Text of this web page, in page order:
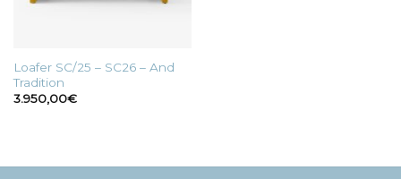
Loafer SC/25 – SC26 – And
Tradition
3.950,00€